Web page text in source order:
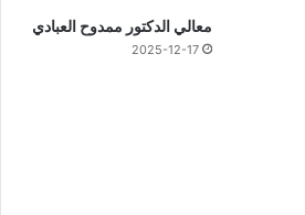
معالي الدكتور ممدوح العبادي
2025-12-17